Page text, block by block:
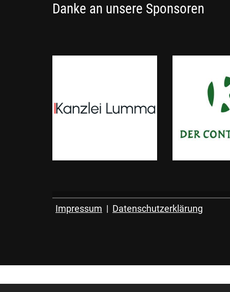
Danke an unsere Sponsoren
Impressum | Datenschutzerklärung